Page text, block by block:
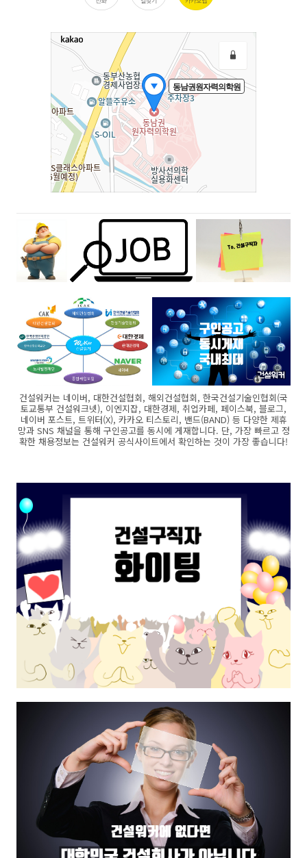
건설워커는 네이버, 대한건설협회, 해외건설협회, 한국건설기술인협회(국
토교통부 건설워크넷), 이엔지잡, 대한경제, 취업카페, 페이스북, 블로그,
네이버 포스트, 트위터(X), 카카오 티스토리, 밴드(BAND) 등 다양한 제휴
망과 SNS 채널을 통해 구인공고를 동시에 게재합니다. 단, 가장 빠르고 정
확한 채용정보는 건설워커 공식사이트에서 확인하는 것이 가장 좋습니다!